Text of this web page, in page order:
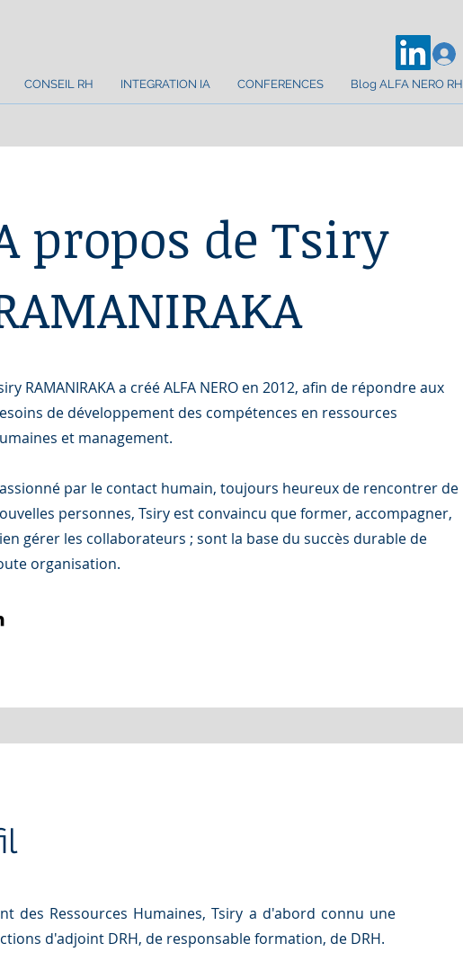
CONSEIL RH INTEGRATION IA CONFERENCES Blog ALFA NERO RH
propos de Tsiry
RAMANIRAKA a créé ALFA NERO en 2012, afin de répondre aux
de développement des compétences en ressources
et management.
par le contact humain, toujours heureux de rencontrer de
personnes, Tsiry est convaincu que former, accompagner,
gérer les collaborateurs ; sont la base du succès durable de
organisation.
des Ressources Humaines, Tsiry a d'abord connu une
d'adjoint DRH, de responsable formation, de DRH.